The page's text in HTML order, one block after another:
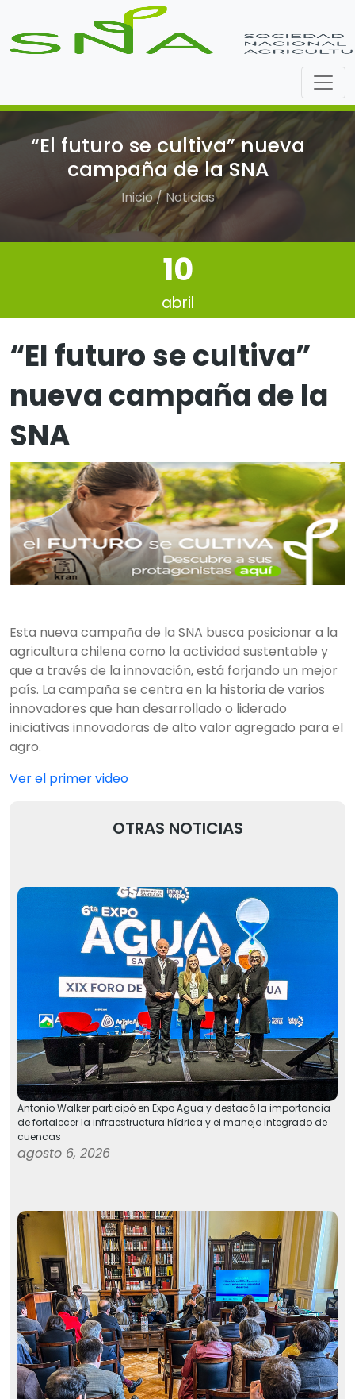
“El futuro se cultiva” nueva
campaña de la SNA
Inicio / Noticias
10
abril
“El futuro se cultiva”
nueva campaña de la
SNA
Esta nueva campaña de la SNA busca posicionar a la
agricultura chilena como la actividad sustentable y
que a través de la innovación, está forjando un mejor
país. La campaña se centra en la historia de varios
innovadores que han desarrollado o liderado
iniciativas innovadoras de alto valor agregado para el
agro.
Ver el primer video
OTRAS NOTICIAS
Antonio Walker participó en Expo Agua y destacó la importancia
de fortalecer la infraestructura hídrica y el manejo integrado de
cuencas
agosto 6, 2026